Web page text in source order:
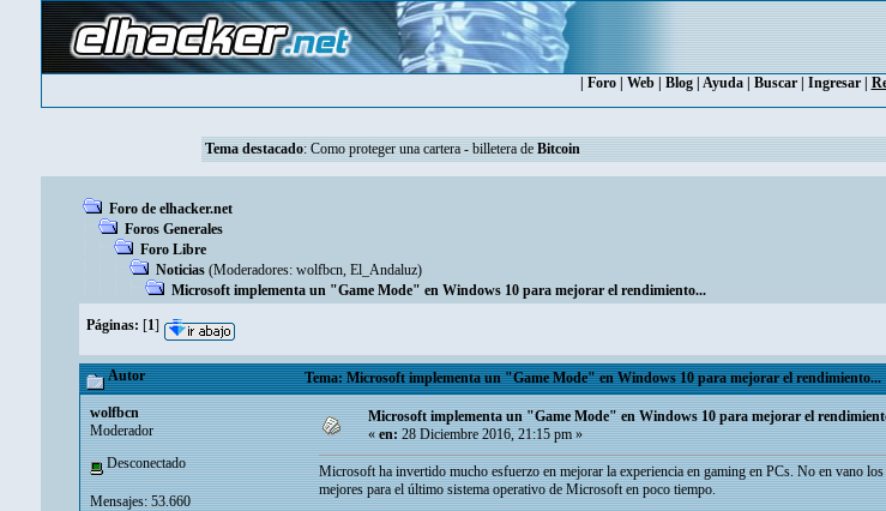
Foro| Web| Blog| Ayuda| Buscar| Ingresar|
Tema destacado: Como proteger una cartera - billetera de Bitcoin
Foro de elhacker.net
Foros Generales
Foro Libre
Noticias (Moderadores: wolfbcn, El_Andaluz)
Microsoft implementa un "Game Mode" en Windows 10 para mejorar el rendimiento...
Páginas: [1]
Autor Tema: Microsoft implementa un "Game Mode" en Windows 10 para mejorar el rendimiento...
wolfbcn
Moderador
Desconectado
Mensajes: 53.660
Microsoft implementa un "Game Mode" en Windows 10 para mejorar el
«en:28 Diciembre 2016, 21:15 pm »
Microsoft ha invertido mucho esfuerzo en mejorar la experiencia en gaming en PCs. No en vano
mejores para el último sistema operativo de Microsoft en poco tiempo.